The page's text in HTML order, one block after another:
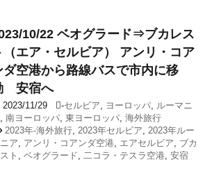
10/22 ベオグラード⇒ブカレス
（エア・セルビア） アンリ・コア
ダ空港から路線バスで市内に移
安宿へ
2023/11/29 -セルビア, ヨーロッパ, ルーマニ
, 南ヨーロッパ, 東ヨーロッパ, 海外旅行
2023年-海外旅行, 2023年セルビア, 2023年ルー
ア, アンリ・コアンダ空港, エアセルビア, ブカ
ト , ベオグラード, 二コラ・テスラ空港, 安宿